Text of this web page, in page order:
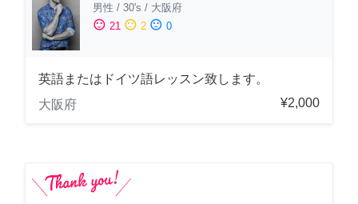
男性 / 30's / 大阪府
sentiment_satisfied 21 sentiment_neutral 2 sentiment_dissatisfied 0
英語またはドイツ語レッスン致します。
大阪府
¥2,000